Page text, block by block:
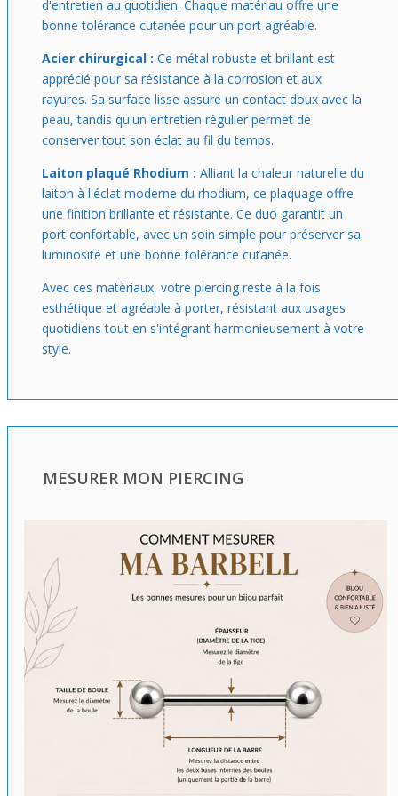
d'entretien au quotidien. Chaque matériau offre une
bonne tolérance cutanée pour un port agréable.
Acier chirurgical : Ce métal robuste et brillant est
apprécié pour sa résistance à la corrosion et aux
rayures. Sa surface lisse assure un contact doux avec la
peau, tandis qu'un entretien régulier permet de
conserver tout son éclat au fil du temps.
Laiton plaqué Rhodium : Alliant la chaleur naturelle du
laiton à l'éclat moderne du rhodium, ce plaquage offre
une finition brillante et résistante. Ce duo garantit un
port confortable, avec un soin simple pour préserver sa
luminosité et une bonne tolérance cutanée.
Avec ces matériaux, votre piercing reste à la fois
esthétique et agréable à porter, résistant aux usages
quotidiens tout en s'intégrant harmonieusement à votre
style.
MESURER MON PIERCING